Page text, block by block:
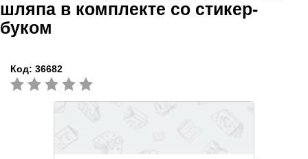
Код: 36682
шляпа в комплекте со стикер-
буком